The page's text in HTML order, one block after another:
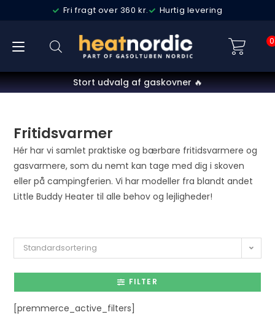
Fri fragt over 360 kr. Hurtig levering
0
Stort udvalg af gaskovner 🔥
Fritidsvarmer
Hér har vi samlet praktiske og bærbare fritidsvarmere og
gasvarmere, som du nemt kan tage med dig i skoven
eller på campingferien. Vi har modeller fra blandt andet
Little Buddy Heater til alle behov og lejligheder!
Standardsortering
FILTER
[premmerce_active_filters]